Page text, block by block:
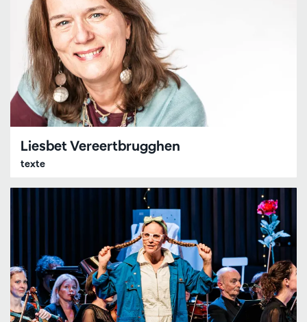
Liesbet Vereertbrugghen
texte